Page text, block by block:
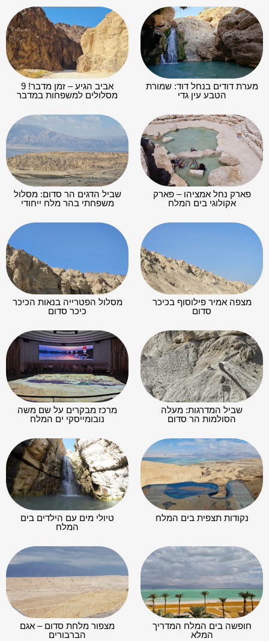
מערת דודים בנחל דוד: שמורת
הטבע עין גדי
אביב הגיע – זמן מדבר! 9
מסלולים למשפחות במדבר
פארק נחל אמציהו – פארק
אקולוגי בים המלח
שביל הדגים הר סדום: מסלול
משפחתי בהר מלח ייחודי
מצפה אמיר פילוסוף בכיכר
סדום
מסלול הפטרייה בנאות הכיכר
כיכר סדום
שביל המדרגות: מעלה
הסולמות הר סדום
מרכז מבקרים על שם משה
נובומייסקי ים המלח
נקודות תצפית בים המלח
טיולי מים עם הילדים בים
המלח
חופשה בים המלח המדריך
המלא
מצפור מלחת סדום – אגם
הברבורים